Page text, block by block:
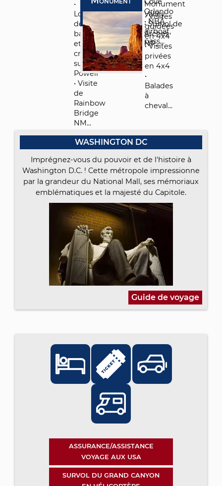
Orlando
• NBA,
airboat,
pass...
•
Location
de
bateau
et
croisières
sur Lake
Powell
• Visite
de
Rainbow
Bridge
NM...
Monument
Valley
• Survol de
Arches
NP...
Valley
• Visites
guidées
en 4x4
• Visites
privées
en 4x4
•
Balades
à
cheval...
WASHINGTON DC
Imprégnez-vous du pouvoir et de l'histoire à
Washington D.C. ! Cette métropole impressionne
par la grandeur du National Mall, ses mémoriaux
emblématiques et la majesté du Capitole.
Guide de voyage
ASSURANCE/ASSISTANCE
VOYAGE AUX USA
SURVOL DU GRAND CANYON